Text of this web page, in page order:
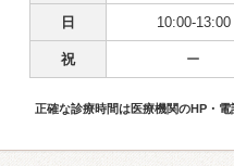
日 10:00-13:00
祝 ー
正確な診療時間は医療機関のHP・